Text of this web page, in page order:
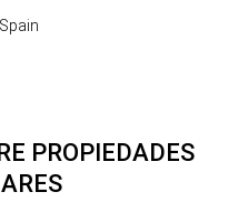
Spain
PROPIEDADES